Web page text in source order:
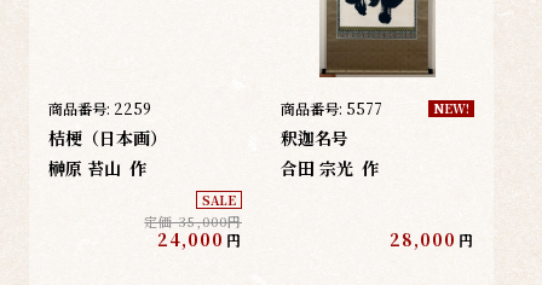
商品番号: 2259
桔梗（日本画）
榊原 苔山 作
SALE
定価 35,000円
24,000 円
商品番号: 5577 NEW!
釈迦名号
合田 宗光 作
28,000 円